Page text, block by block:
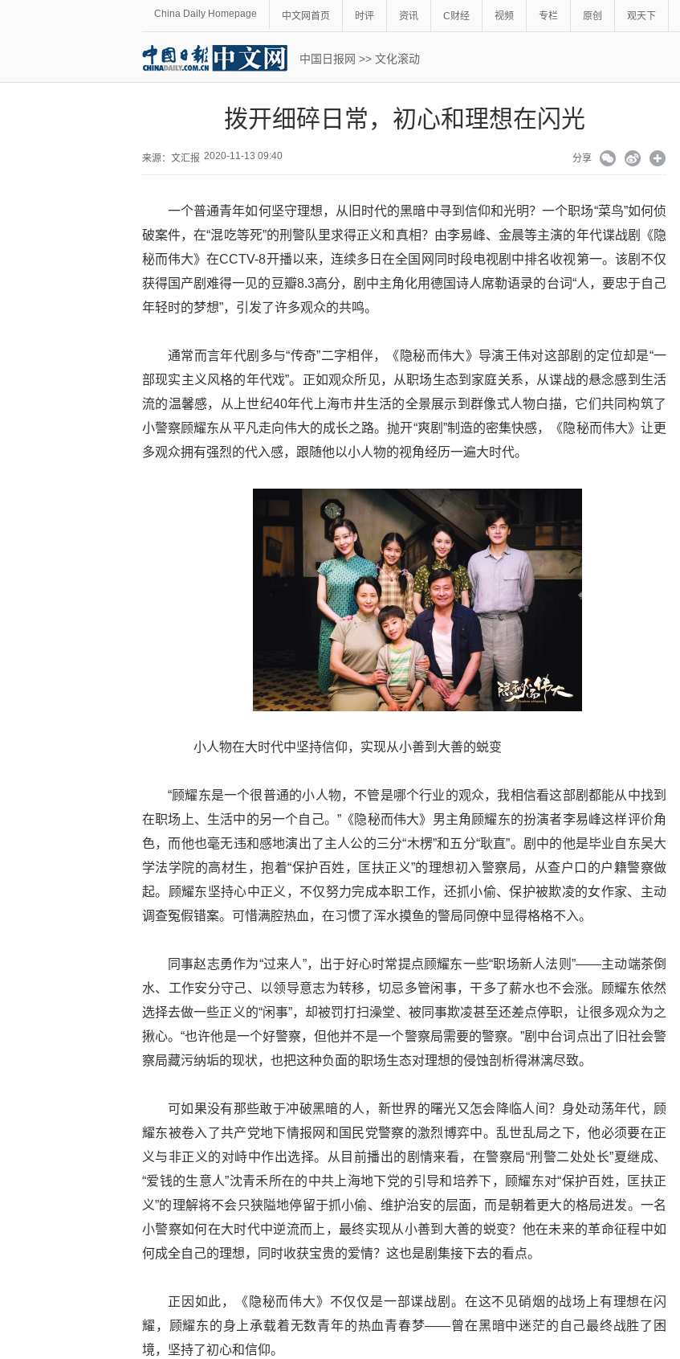
China Daily Homepage 中文网首页 时评 资讯 C财经 视频 专栏 原创 观天下
中国日报网 >> 文化滚动
拨开细碎日常，初心和理想在闪光
来源： 文汇报 2020-11-13 09:40 分享
一个普通青年如何坚守理想，从旧时代的黑暗中寻到信仰和光明？一个职场“菜鸟”如何侦
破案件，在“混吃等死”的刑警队里求得正义和真相？由李易峰、金晨等主演的年代谍战剧《隐
秘而伟大》在CCTV-8开播以来，连续多日在全国网同时段电视剧中排名收视第一。该剧不仅
获得国产剧难得一见的豆瓣8.3高分，剧中主角化用德国诗人席勒语录的台词“人，要忠于自己
年轻时的梦想”，引发了许多观众的共鸣。
通常而言年代剧多与“传奇”二字相伴，《隐秘而伟大》导演王伟对这部剧的定位却是“一
部现实主义风格的年代戏”。正如观众所见，从职场生态到家庭关系，从谍战的悬念感到生活
流的温馨感，从上世纪40年代上海市井生活的全景展示到群像式人物白描，它们共同构筑了
小警察顾耀东从平凡走向伟大的成长之路。抛开“爽剧”制造的密集快感，《隐秘而伟大》让更
多观众拥有强烈的代入感，跟随他以小人物的视角经历一遍大时代。
小人物在大时代中坚持信仰，实现从小善到大善的蜕变
“顾耀东是一个很普通的小人物，不管是哪个行业的观众，我相信看这部剧都能从中找到
在职场上、生活中的另一个自己。”《隐秘而伟大》男主角顾耀东的扮演者李易峰这样评价角
色，而他也毫无违和感地演出了主人公的三分“木楞”和五分“耿直”。剧中的他是毕业自东吴大
学法学院的高材生，抱着“保护百姓，匡扶正义”的理想初入警察局，从查户口的户籍警察做
起。顾耀东坚持心中正义，不仅努力完成本职工作，还抓小偷、保护被欺凌的女作家、主动
调查冤假错案。可惜满腔热血，在习惯了浑水摸鱼的警局同僚中显得格格不入。
同事赵志勇作为“过来人”，出于好心时常提点顾耀东一些“职场新人法则”——主动端茶倒
水、工作安分守己、以领导意志为转移，切忌多管闲事，干多了薪水也不会涨。顾耀东依然
选择去做一些正义的“闲事”，却被罚打扫澡堂、被同事欺凌甚至还差点停职，让很多观众为之
揪心。“也许他是一个好警察，但他并不是一个警察局需要的警察。”剧中台词点出了旧社会警
察局藏污纳垢的现状，也把这种负面的职场生态对理想的侵蚀剖析得淋漓尽致。
可如果没有那些敢于冲破黑暗的人，新世界的曙光又怎会降临人间？身处动荡年代，顾
耀东被卷入了共产党地下情报网和国民党警察的激烈博弈中。乱世乱局之下，他必须要在正
义与非正义的对峙中作出选择。从目前播出的剧情来看，在警察局“刑警二处处长”夏继成、
“爱钱的生意人”沈青禾所在的中共上海地下党的引导和培养下，顾耀东对“保护百姓，匡扶正
义”的理解将不会只狭隘地停留于抓小偷、维护治安的层面，而是朝着更大的格局进发。一名
小警察如何在大时代中逆流而上，最终实现从小善到大善的蜕变？他在未来的革命征程中如
何成全自己的理想，同时收获宝贵的爱情？这也是剧集接下去的看点。
正因如此，《隐秘而伟大》不仅仅是一部谍战剧。在这不见硝烟的战场上有理想在闪
耀，顾耀东的身上承载着无数青年的热血青春梦——曾在黑暗中迷茫的自己最终战胜了困
境，坚持了初心和信仰。